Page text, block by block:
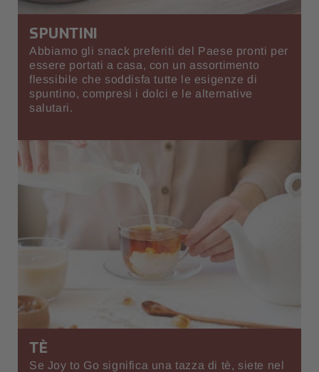
SPUNTINI
Abbiamo gli snack preferiti del Paese pronti per
essere portati a casa, con un assortimento
flessibile che soddisfa tutte le esigenze di
spuntino, compresi i dolci e le alternative
salutari.
TÈ
Se Joy to Go significa una tazza di tè, siete nel